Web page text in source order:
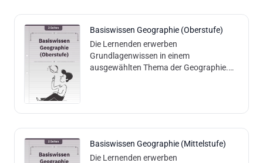
Basiswissen Geographie (Oberstufe)
Die Lernenden erwerben
Grundlagenwissen in einem
ausgewählten Thema der Geographie.
Basiswissen Geographie (Mittelstufe)
Die Lernenden erwerben